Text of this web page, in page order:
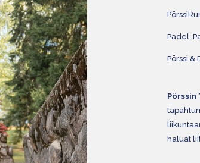
Padel,
Pörssi &
Pörssin
haluat